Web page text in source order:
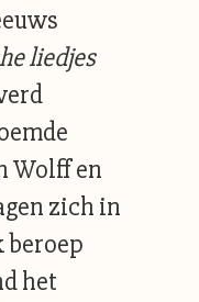
liedjes
Wolff en
zich in
beroep
het